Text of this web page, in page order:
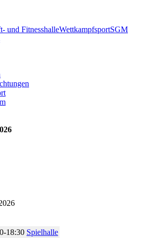
und FitnesshalleWettkampfsportSGM
18:30 Spielhalle